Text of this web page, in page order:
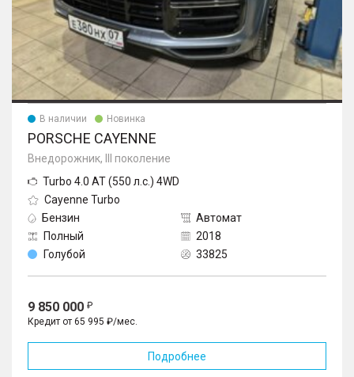
В наличии Новинка
PORSCHE CAYENNE
Внедорожник, III поколение
Turbo 4.0 AT (550 л.с.) 4WD
Cayenne Turbo
Бензин
Автомат
Полный
2018
Голубой
33825
9 850 000
Кредит от 65 995 ₽/мес.
Подробнее